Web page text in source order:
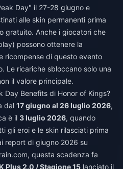
Day" il 27-28 giugno e
alle skin permanenti prima
gratuito. Anche i giocatori che
possono ottenere la
ricompense di questo evento
Le ricariche sbloccano solo una
il valore principale.
Day Benefits di Honor of Kings?
dal 17 giugno al 26 luglio 2026,
è il 3 luglio 2026, quando
gli eroi e le skin rilasciati prima
report di giugno 2026 su
questa scadenza fa
Plus 2.0 / Stagione 15 lanciato il